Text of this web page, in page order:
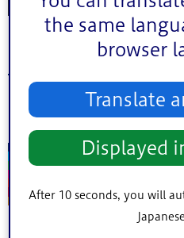
the same
browser
Translate
Displayed
After 10 seconds, you will
令和8年度後期
日程が決まり次第、ご案内い
申込み（先着順の